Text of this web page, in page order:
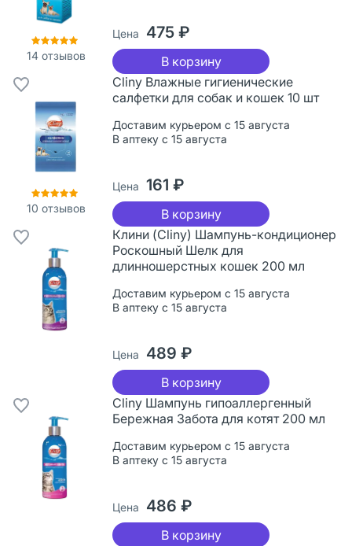
14отзывов
Цена 475 ₽
В корзину
10 отзывов
Cliny Влажные гигиенические
салфетки для собак и кошек 10 шт
Доставим курьером с 15 августа
В аптеку с 15 августа
Цена 161 ₽
В корзину
Клини (Cliny) Шампунь-кондиционер
Роскошный Шелк для
длинношерстных кошек 200 мл
Доставим курьером с 15 августа
В аптеку с 15 августа
Цена 489 ₽
В корзину
Cliny Шампунь гипоаллергенный
Бережная Забота для котят 200 мл
Доставим курьером с 15 августа
В аптеку с 15 августа
Цена 486 ₽
В корзину